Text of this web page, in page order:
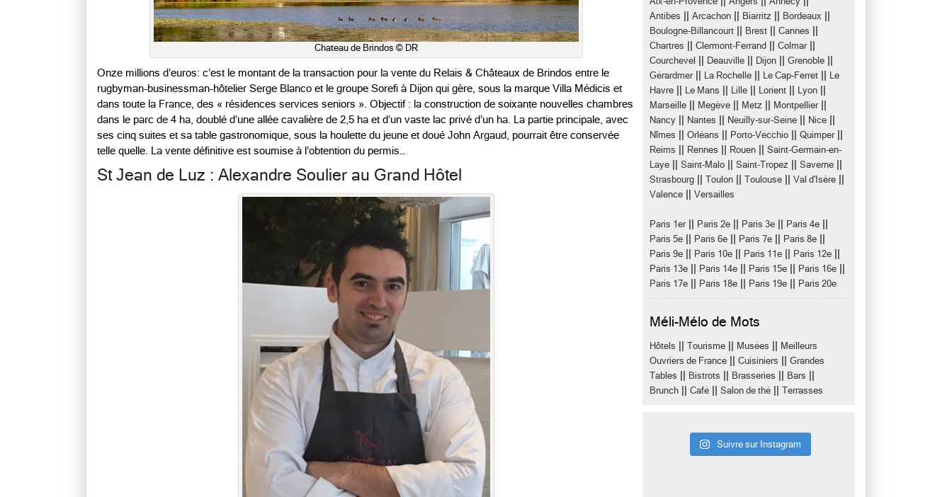
Chateau de Brindos © DR
Onze millions d’euros: c’est le montant de la transaction pour la vente du Relais & Châteaux de Brindos entre le
rugbyman-businessman-hôtelier Serge Blanco et le groupe Sorefi à Dijon qui gère, sous la marque Villa Médicis et
dans toute la France, des « résidences services seniors ». Objectif : la construction de soixante nouvelles chambres
dans le parc de 4 ha, doublé d’une allée cavalière de 2,5 ha et d’un vaste lac privé d’un ha. La partie principale, avec
ses cinq suites et sa table gastronomique, sous la houlette du jeune et doué John Argaud, pourrait être conservée
telle quelle. La vente définitive est soumise à l’obtention du permis…
St Jean de Luz : Alexandre Soulier au Grand Hôtel
Antibes Arcachon Biarritz Bordeaux
Boulogne-Billancourt Brest Cannes
Chartres Clermont-Ferrand Colmar||
Courchevel Deauville Dijon Grenoble
Gérardmer|| La Rochelle Le Cap-Ferret
Le
Havre
Le Mans Lille Lorient Lyon
Marseille Megève Metz Montpellier||
Nancy Nantes Neuilly-sur-Seine Nice
Nîmes Orléans Porto-Vecchio Quimper||
Reims Rennes Rouen
Saint-Germain-en-
Laye
Saint-Malo Saint-Tropez Saverne
Strasbourg Toulon Toulouse Val d'Isère
Valence Versailles
Paris 1er|| Paris 2e Paris 3e Paris 4e
Paris 5e Paris 6e Paris 7e Paris 8e
Paris 9e Paris 10e Paris 11e Paris 12e
Paris 13e Paris 14e Paris 15e Paris 16e
Paris 17e Paris 18e Paris 19e Paris 20e
Méli-Mélo de Mots
Hôtels Tourisme Musées
Meilleurs
Ouvriers de France
Cuisiniers
Grandes
Tables
Bistrots Brasseries Bars
Brunch Café Salon de thé Terrasses
Suivre sur Instagram